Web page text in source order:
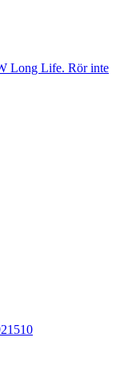
Long Life. Rör inte